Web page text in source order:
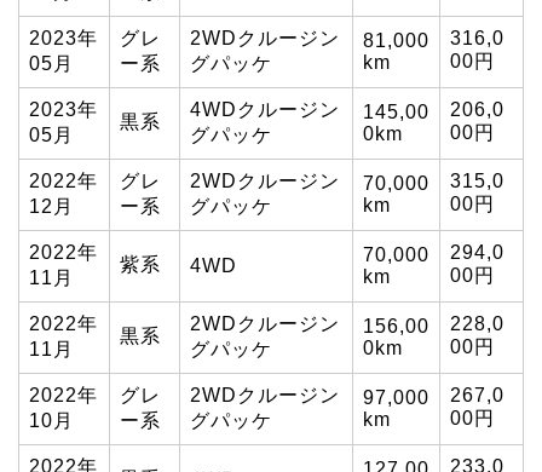
2023年
05月
グレ
ー系
2WDクルージン
グパッケ
81,000
km
316,0
00円
2023年
05月
黒系
4WDクルージン
グパッケ
145,00
0km
206,0
00円
2022年
12月
グレ
ー系
2WDクルージン
グパッケ
70,000
km
315,0
00円
2022年
11月
紫系 4WD
70,000
km
294,0
00円
2022年
11月
黒系
2WDクルージン
グパッケ
156,00
0km
228,0
00円
2022年
10月
グレ
ー系
2WDクルージン
グパッケ
97,000
km
267,0
00円
2022年
233,0